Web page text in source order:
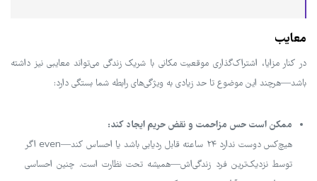
معایب
در کنار مزایا، اشتراک‌گذاری موقعیت مکانی با شریک زندگی می‌تواند معایبی نیز داشته
باشد—هرچند این موضوع تا حد زیادی به ویژگی‌های رابطه شما بستگی دارد:
ممکن است حس مزاحمت و نقض حریم ایجاد کند:
هیچ‌کس دوست ندارد ۲۴ ساعته قابل ردیابی باشد یا احساس کند—even اگر
توسط نزدیک‌ترین فرد زندگی‌اش—همیشه تحت نظارت است. چنین احساسی